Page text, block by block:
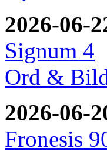
2026-06-
Signum 4
Ord &
2026-06-
Fronesis